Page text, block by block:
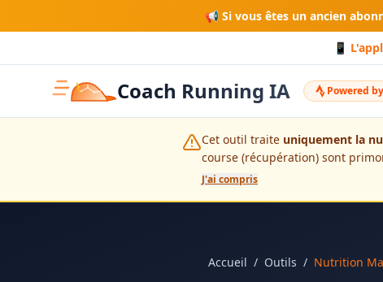
📢 Si vous êtes un ancien
📱
Coach Running IA Powered
Cet outil traite uniquement la
course (récupération) sont
J'ai compris
Accueil / Outils / Nutrition